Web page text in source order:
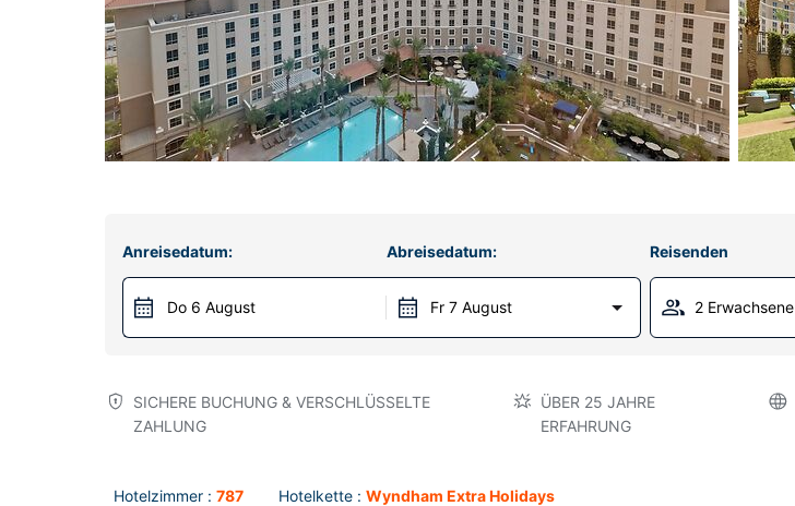
Anreisedatum:
Do 6 August
Abreisedatum:
Fr 7 August
Reisenden
2 Erwachsene
SICHERE BUCHUNG & VERSCHLÜSSELTE
ZAHLUNG
ÜBER 25 JAHRE
ERFAHRUNG
Hotelzimmer : 787 Hotelkette : Wyndham Extra Holidays